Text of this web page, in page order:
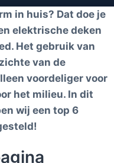
in huis? Dat doe je
elektrische deken
Het gebruik van
van de
voordeliger voor
het milieu. In dit
wij een top 6